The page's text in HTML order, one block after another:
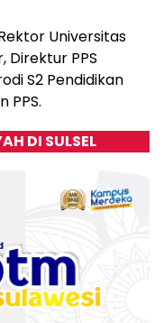
Universitas
Direktur PPS
S2 Pendidikan
PPS.
DI SULSEL